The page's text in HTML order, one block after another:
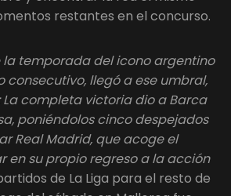
restantes en el concurso.
la temporada del icono argentino
consecutivo, llegó a ese umbral,
La completa victoria dio a Barca
poniéndolos cinco despejados
Real Madrid, que acoge el
en su propio regreso a la acción
de La Liga para el resto de